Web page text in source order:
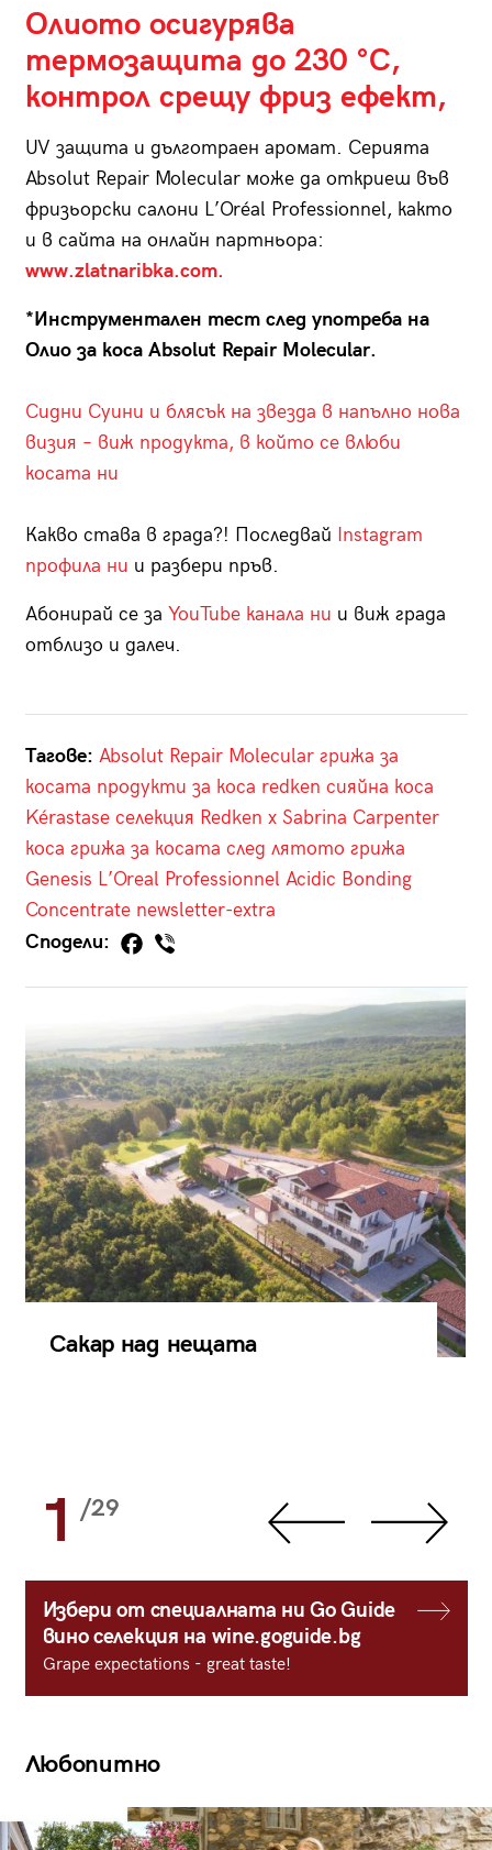
Олиото осигурява
термозащита до 230 °C,
контрол срещу фриз ефект,
UV защита и дълготраен аромат. Серията
Absolut Repair Molecular може да откриеш във
фризьорски салони L’Oréal Professionnel, както
и в сайта на онлайн партньора:
www.zlatnaribka.com.
*Инструментален тест след употреба на
Олио за коса Absolut Repair Molecular.
Сидни Суини и блясък на звезда в напълно нова
визия – виж продукта, в който се влюби
косата ни
Какво става в града?! Последвай Instagram
профила ни и разбери пръв.
Абонирай се за YouTube канала ни и виж града
отблизо и далеч.
Тагове: Absolut Repair Molecular грижа за
косата продукти за коса redken сияйна коса
Kérastase селекция Redken х Sabrina Carpenter
коса грижа за косата след лятото грижа
Genesis L’Oreal Professionnel Acidic Bonding
Concentrate newsletter-extra
Сподели:
Сакар над нещата
1 /29
Избери от специалната ни Go Guide
вино селекция на wine.goguide.bg
Grape expectations - great taste!
Любопитно